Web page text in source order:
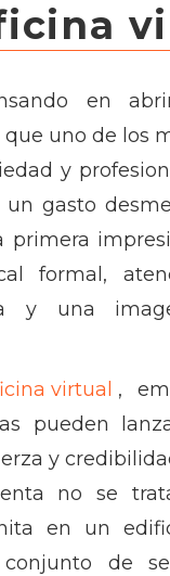
en
que uno de los
y
gasto
primera
formal,
y una
virtual ,
pueden
y
no se
en un
de